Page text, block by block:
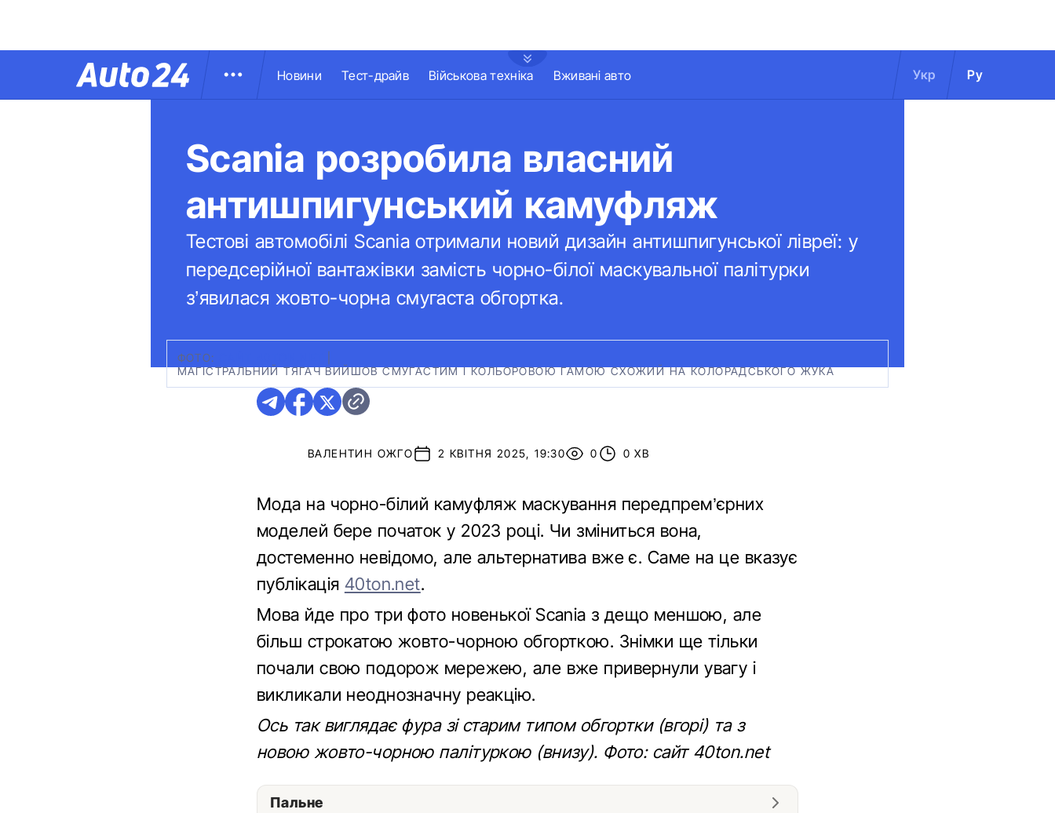
Новини Тест-драйв Військова техніка Вживані авто Укр Ру
Scania розробила власний
антишпигунський камуфляж
Тестові автомобілі Scania отримали новий дизайн антишпигунської лівреї: у
передсерійної вантажівки замість чорно-білої маскувальної палітурки
з’явилася жовто-чорна смугаста обгортка.
ФОТО:
МАГІСТРАЛЬНИЙ ТЯГАЧ ВИЙШОВ СМУГАСТИМ І КОЛЬОРОВОЮ ГАМОЮ СХОЖИЙ НА КОЛОРАДСЬКОГО ЖУКА
ВАЛЕНТИН ОЖГО 2 КВІТНЯ 2025, 19:30 0 0 ХВ
Мода на чорно-білий камуфляж маскування передпрем’єрних
моделей бере початок у 2023 році. Чи зміниться вона,
достеменно невідомо, але альтернатива вже є. Саме на це вказує
публікація 40ton.net.
Мова йде про три фото новенької Scania з дещо меншою, але
більш строкатою жовто-чорною обгорткою. Знімки ще тільки
почали свою подорож мережею, але вже привернули увагу і
викликали неоднозначну реакцію.
Ось так виглядає фура зі старим типом обгортки (вгорі) та з
новою жовто-чорною палітуркою (внизу). Фото: сайт 40ton.net
Пальне